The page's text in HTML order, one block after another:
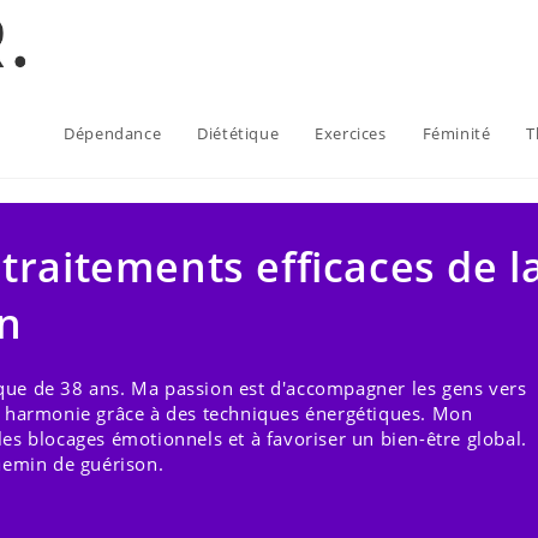
Dépendance Diététique Exercices Féminité
efficaces de
de 38 ans. Ma passion est d'accompagner les gens vers
grâce à des techniques énergétiques. Mon
blocages émotionnels et à favoriser un bien-être global.
de guérison.